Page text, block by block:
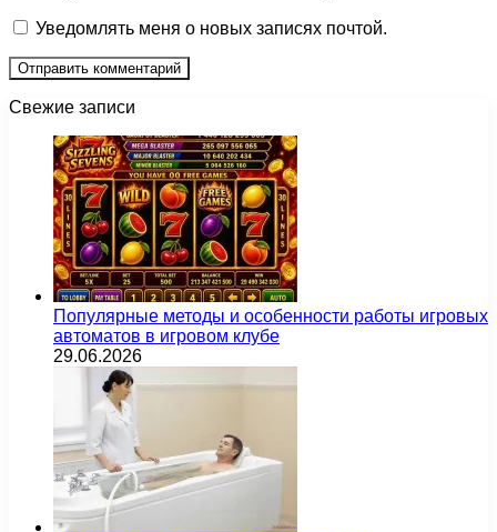
Уведомлять меня о новых записях почтой.
Свежие записи
Популярные методы и особенности работы игровых
автоматов в игровом клубе
29.06.2026